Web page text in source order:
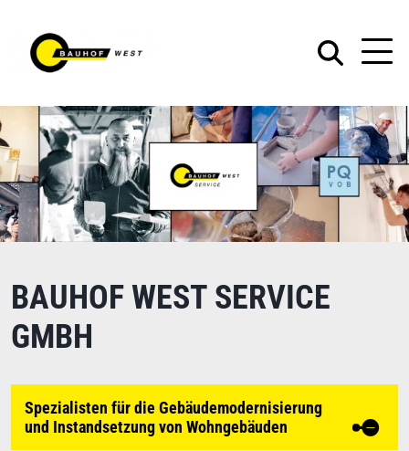
BAUHOF WEST SERVICE
GMBH
Spezialisten für die Gebäudemodernisierung
und Instandsetzung von Wohngebäuden